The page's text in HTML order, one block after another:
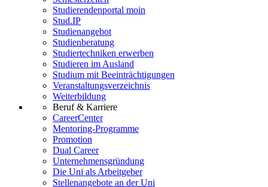
Studierendenportal moin
Stud.IP
Studienangebot
Studienberatung
Studiertechniken erwerben
Studieren im Ausland
Studium mit Beeinträchtigungen
Veranstaltungsverzeichnis
Weiterbildung
Beruf & Karriere
CareerCenter
Mentoring-Programme
Promotion
Dual Career
Unternehmensgründung
Die Uni als Arbeitgeber
Stellenangebote an der Uni